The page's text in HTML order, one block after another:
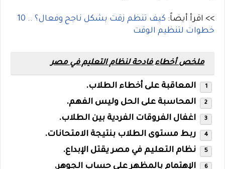
>> اقرأ أيضاً:
كيف تنظم زقت بشكل ناجح وفعال؟ .. 10
خطوات لتنظيم الوقت
ملخص أخطاء فادحة لنظام التعليم في مصر
المعاقبة على أخطاء الطلاب.
المحاسبة على الحل وليس الفهم.
اغفال الفروقات الفردية بين الطلاب.
ربط مستوى الطلاب بنتيجة الامتحانات.
نظام التعليم في مصر يقتل الإبداع.
الإهتمام بالمظهر على حساب الجوهر.